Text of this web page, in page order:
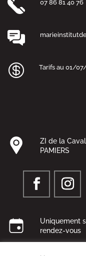
07 86 81 40 76
 Tarifs au 01/
ZI de la
PAMIERS
Uniquement
rendez-vous